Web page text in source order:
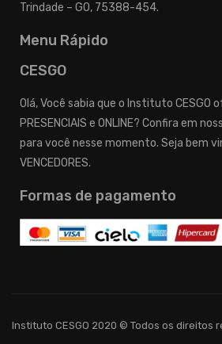
Trindade – GO, 75388-454.
Menu Rápido
CESGO
Olá, Você sabia que o Instituto CESGO
PRESENCIAIS e ONLINE? Confira em
para você nesse momento. Seja bem
VENCEDORES.
Formas de pagamento
Instituto CESGO 2020 © Todos os direitos